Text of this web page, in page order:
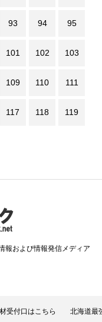
93 94 95
101 102 103
109 110 111
117 118 119
報および情報発信メディア
受付口はこちら 北海道最